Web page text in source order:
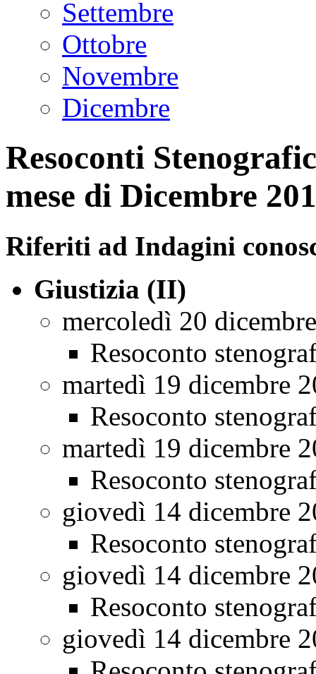
Settembre
Ottobre
Novembre
Dicembre
Resoconti
mese di Dicembre
Riferiti ad Indagini
Giustizia (II)
mercoledì 20
Resoconto
martedì 19 dicembre
Resoconto
martedì 19 dicembre
Resoconto
giovedì 14 dicembre
Resoconto
giovedì 14 dicembre
Resoconto
giovedì 14 dicembre